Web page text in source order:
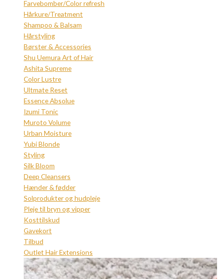
Farvebomber/Color refresh
Hårkure/Treatment
Shampoo & Balsam
Hårstyling
Børster & Accessories
Shu Uemura Art of Hair
Ashita Supreme
Color Lustre
Ultmate Reset
Essence Absolue
Izumi Tonic
Muroto Volume
Urban Moisture
Yubi Blonde
Styling
Silk Bloom
Deep Cleansers
Hænder & fødder
Solprodukter og hudpleje
Pleje til bryn og vipper
Kosttilskud
Gavekort
Tilbud
Outlet Hair Extensions